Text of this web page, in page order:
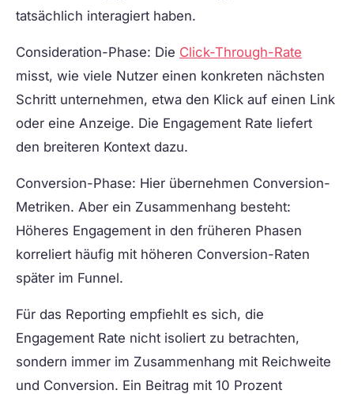
tatsächlich interagiert haben.
Consideration-Phase: Die Click-Through-Rate
misst, wie viele Nutzer einen konkreten nächsten
Schritt unternehmen, etwa den Klick auf einen Link
oder eine Anzeige. Die Engagement Rate liefert
den breiteren Kontext dazu.
Conversion-Phase: Hier übernehmen Conversion-
Metriken. Aber ein Zusammenhang besteht:
Höheres Engagement in den früheren Phasen
korreliert häufig mit höheren Conversion-Raten
später im Funnel.
Für das Reporting empfiehlt es sich, die
Engagement Rate nicht isoliert zu betrachten,
sondern immer im Zusammenhang mit Reichweite
und Conversion. Ein Beitrag mit 10 Prozent